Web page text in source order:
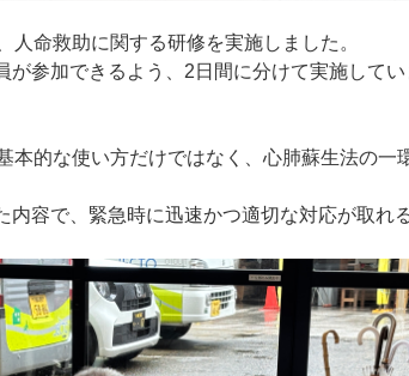
人命救助に関する研修を実施しました。
が参加できるよう、2日間に分けて実施してい
本的な使い方だけではなく、心肺蘇生法の一
内容で、緊急時に迅速かつ適切な対応が取れ